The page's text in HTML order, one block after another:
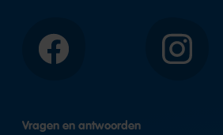
Facebook Instagram
Vragen en antwoorden